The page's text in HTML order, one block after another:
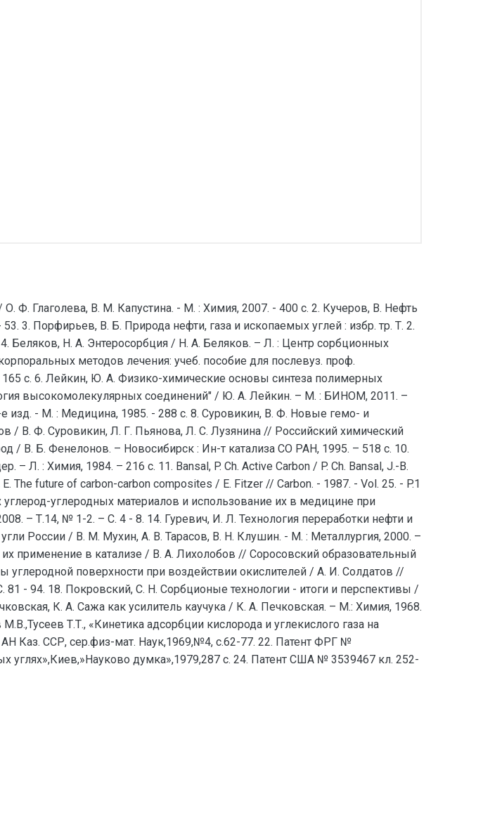
Ф. Глаголева, В. М. Капустина. - М. : Химия, 2007. - 400 с. 2. Кучеров, В. Нефть
3. Порфирьев, В. Б. Природа нефти, газа и ископаемых углей : избр. тр. Т. 2.
Беляков, Н. А. Энтеросорбция / Н. А. Беляков. – Л. : Центр сорбционных
методов лечения: учеб. пособие для послевуз. проф.
с. 6. Лейкин, Ю. А. Физико-химические основы синтеза полимерных
высокомолекулярных соединений" / Ю. А. Лейкин. – М. : БИНОМ, 2011. –
- М. : Медицина, 1985. - 288 с. 8. Суровикин, В. Ф. Новые гемо- и
/ В. Ф. Суровикин, Л. Г. Пьянова, Л. С. Лузянина // Российский химический
/ В. Б. Фенелонов. – Новосибирск : Ин-т катализа СО РАН, 1995. – 518 с. 10.
: Химия, 1984. – 216 с. 11. Bansal, P. Ch. Active Carbon / P. Ch. Bansal, J.-B.
The future of carbon-carbon composites / Е. Fitzer // Carbon. - 1987. - Vol. 25. - P.1
углеродных материалов и использование их в медицине при
– Т.14, № 1-2. – С. 4 - 8. 14. Гуревич, И. Л. Технология переработки нефти и
России / В. М. Мухин, А. В. Тарасов, В. Н. Клушин. - М. : Металлургия, 2000. –
применение в катализе / В. А. Лихолобов // Соросовский образовательный
поверхности при воздействии окислителей / А. И. Солдатов //
81 - 94. 18. Покровский, С. Н. Сорбционые технологии - итоги и перспективы /
К. А. Сажа как усилитель каучука / К. А. Печковская. – М.: Химия, 1968.
Т.Т., «Кинетика адсорбции кислорода и углекислого газа на
Каз. ССР, сер.физ-мат. Наук,1969,№4, с.62-77. 22. Патент ФРГ №
углях»,Киев,»Науково думка»,1979,287 с. 24. Патент США № 3539467 кл. 252-